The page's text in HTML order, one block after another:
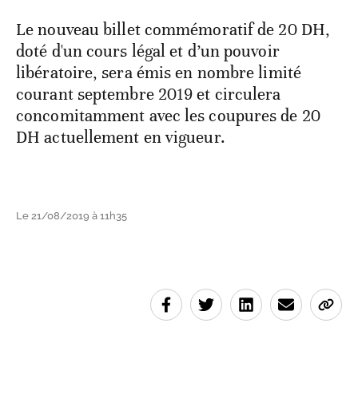
Le nouveau billet commémoratif de 20 DH,
doté d'un cours légal et d’un pouvoir
libératoire, sera émis en nombre limité
courant septembre 2019 et circulera
concomitamment avec les coupures de 20
DH actuellement en vigueur.
Le 21/08/2019 à 11h35